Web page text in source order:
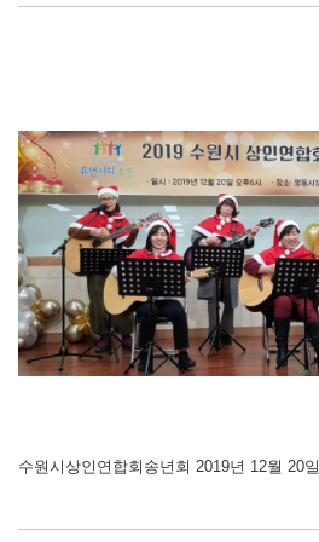
수원시상인연합회송년회 2019년 12월 20일